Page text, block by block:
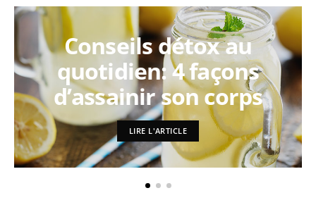
Conseils détox au
quotidien: 4 façons
d’assainir son corps
LIRE L'ARTICLE